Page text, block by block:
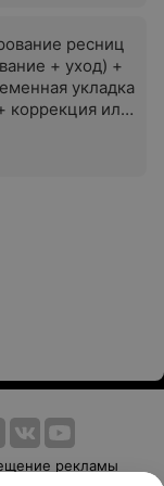
ресниц
+ уход) +
укладка
коррекция или
рекламы